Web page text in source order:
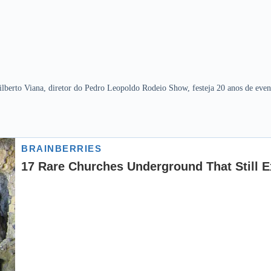
Viana, diretor do Pedro Leopoldo Rodeio Show, festeja 20 anos de